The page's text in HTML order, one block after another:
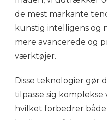
de mest markante
kunstig intelligens og
mere avancerede og
værktøjer.
Disse teknologier gør
tilpasse sig komplekse
hvilket forbedrer